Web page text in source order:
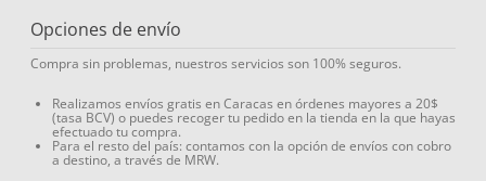
Opciones de envío
Compra sin problemas, nuestros servicios son 100% seguros.
Realizamos envíos gratis en Caracas en órdenes mayores a 20$
(tasa BCV) o puedes recoger tu pedido en la tienda en la que hayas
efectuado tu compra.
Para el resto del país: contamos con la opción de envíos con cobro
a destino, a través de MRW.